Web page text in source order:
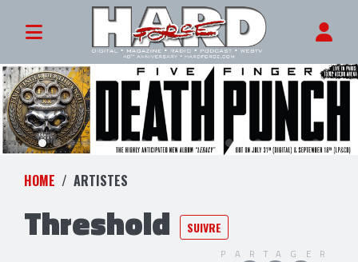
HOME ARTISTES
Threshold SUIVRE
PARTAGER